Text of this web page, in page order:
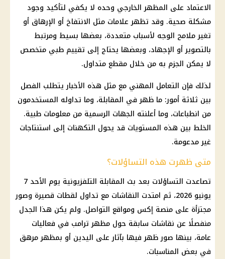
الاعتماد على المظهر الخارجي وحده لا يكفي لتأكيد وجود
مشكلة صحية. وقد تظهر علامات مثل الانتفاخ أو الإرهاق أو
تغير ملامح الوجه لأسباب متعددة، بعضها بسيط ومرتبط
بالتصوير أو الإجهاد، وبعضها يحتاج إلى تقييم طبي متخصص
لا يمكن الجزم به من خلال مقطع متداول.
لذلك فإن التعامل المهني مع مثل هذه الأخبار يتطلب الفصل
بين ثلاثة أمور: ما ظهر في المقابلة، وما تداوله المستخدمون
من انطباعات، وما أعلنته الجهات الرسمية من معلومات طبية.
الخلط بين هذه المستويات قد يحول التكهنات إلى استنتاجات
غير مدعومة.
متى ظهرت هذه التساؤلات؟
تصاعدت التساؤلات بعد بث المقابلة التلفزيونية يوم الأحد 7
يونيو 2026، ثم امتدت النقاشات مع تداول لقطات قصيرة وصور
مجتزأة على منصة إكس ومواقع التواصل. ولم يكن هذا الجدل
منفصلًا عن نقاشات سابقة حول مظهر ترامب في فعاليات
عامة، بينها صور ظهر فيها بآثار على اليدين أو بمظهر مرهق
في بعض المناسبات.